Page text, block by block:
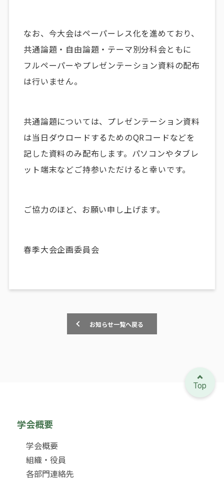
なお、今大会はペーパーレス化を進めており、
共通論題・自由論題・テーマ別分科会ともに
フルペーパーやプレゼンテーション資料の配布
は行いません。
共通論題については、プレゼンテーション資料
は当日ダウロードするためのQRコードなどを
記した資料のみ配布します。パソコンやタブレ
ット端末などご持参いただけると幸いです。
ご協力のほど、お願い申し上げます。
春季大会企画委員会
お知らせ一覧へ戻る
学会概要
学会概要
組織・役員
各部門連絡先
Top